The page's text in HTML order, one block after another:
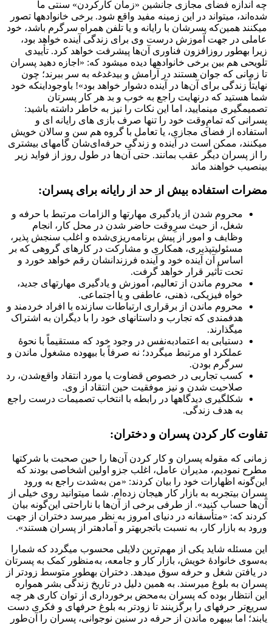
چه اندازه فضای مجازی جانشین «زمان کارکردن» سنتی ما
شده‌اند، می‏تواند در این زمینه مفید واقع شود. برخی خانواده‎ها تصور
می‎کنند همین‌که پسرشان با رایانه و یا تلفن همراه سرگرم باشد، خود
عاملی در جهت آموزش درست وی برای زندگی آینده خواهد بود،
زیرا به‎‏طور روزافزون فناوری آن‌ها پیشرفت خواهد کرد. تأییدی
تلویحی هم بین برخی خانواده‎‏ها دیده می‎شود که: «اجازه دهید پسران
تا زمانی که جوان هستند در آرامش و بی‎‏دغدغه به سر ببرند؛ چون
نهایتاً زندگی برای آن‌ها در آینده دشوار خواهد بود»! باوجوداینکه خود
شما هستید که درنهایت راجع به خوب و بد هر کار پسرتان
تصمیم‏‎گیری می‏نمایید، اما این نکات را نیز به خاطر داشته باشید:
پسرانی که تمامِ‌وقت خود را تنها صرف بازی های رایانه ای و
استفاده از فضای مجازی، یا تعامل با گروه هم سن و سالان خویش
می‎کنند، ممکن است در آینده و زندگی حرفه‌ای‌شان گام‎های بیشتری
را از پسران دیگر عقب بمانند. حتی آن‌ها در طول روز از فواید زیر
بی‏‎نصیب خواهند ماند
مضرات استفاده بیش از حد از رایانه برای پسران:
محروم شدن از یادگیری مهارت­ها و الزامات مرتبط با حرفه و
شغل، از حیث سرِوقت حاضر شدن در محل کار، انجام
وظایف و امور از پیش برنامه‌ریزی‌شده و اغلب سنجش پذیر،
مسئولیت‏‎پذیری، همکاری و مشارکت در کارهای گروهی که بر
اساس آن آینده خود و آینده فرزندانشان رقم خواهد خورد و
تحت تأثیر قرار خواهد گرفت.
محروم ماندن از تعالیم، آموزش و یادگیری مهارت­‎های جدید،
خواه فیزیکی، ذهنی، عاطفی و یا اجتماعی.
محروم ماندن از برقراری ارتباطات سازنده با افراد خردمند و
هدفمندی که تجارب و داستان­‎های خود را با دیگران به اشتراک
می­‎گذارند.
دستیابی به اعتمادبه‌نفس در وجود خود که مستقیماً با نحوۀ
عملکرد او مرتبط می­‎گردد؛ نه صرفاً با بیهوده مشغول ماندن و
سرگرم بودن.
کسب تجاربی در خصوص قضاوت یا مورد انتقاد واقع‌شدن، رد
صلاحیت شدن و نیز موفقیت حین انتقاد از وی.
شکل‏‎گیری دیدگاه‎­ها در رابطه با انتخاب تصمیمات درست راجع
به هدف زندگی.
تفاوت کار کردن پسران و دختران:
زمانی که مقوله پسران و کار کردن آن‌ها را حین صحبت با شرکت‎­ها
مطرح نمودیم، مدیران عامل، اغلب جزو اولین اشخاصی بودند که
این‌گونه اظهارات خود را بیان کردند: «من به‌شدت راجع به ورود
پسران بی‎‏تجربه به بازار کار هیجان‌ زده‌ام. شما می‏توانید روی خیلی از
آن‌ها حساب کنید». از طرفی برخی از آن‌ها با ناراحتی این‌گونه بیان
کردند که: «متأسفانه در دنیای امروز به نظر می­‎رسد دختران از جهت
ورود به بازار کار، به نسبت باتجربه‎­تر و آماده‎­تر از پسران هستند».
این مسئله شاید یکی از مهم‌ترین دلایلی محسوب می­گردد که شمارا
به‌سوی خانوادۀ خویش، بازار کار و جامعه، به‌منظور کمک به پسرتان
در یافتن شغل و حرفه سوق می­دهد. دختران به‎‏طور متوسط زودتر از
پسران به بلوغ می­رسند. به همین دلیل در تاریخ زندگی بشر همواره
این انتظار بوده که پسران به‌محض برخورداری از توان کاری هر چه
سریع‌تر حرفه­‎ای را برگزینند تا زودتر به بلوغ حرفه‎­ای و فکری دست
یابند؛ اما بی‎‏بهره ماندن از حرفه در سنین نوجوانی، پسران را آن‌طور